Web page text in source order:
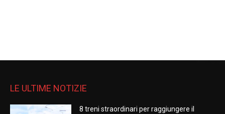
LE ULTIME NOTIZIE
8 treni straordinari per raggiungere il